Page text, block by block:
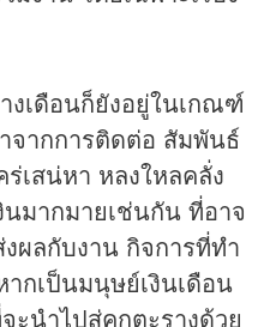
ดือนก็ยังอยู่ในเกณฑ์
จากการติดต่อ สัมพันธ์
เสน่หา หลงใหลคลั่ง
มากมายเช่นกัน ที่อาจ
ผลกับงาน กิจการที่ทำ
กเป็นมนุษย์เงินเดือน
ะนำไปสู่คุกตะรางด้วย